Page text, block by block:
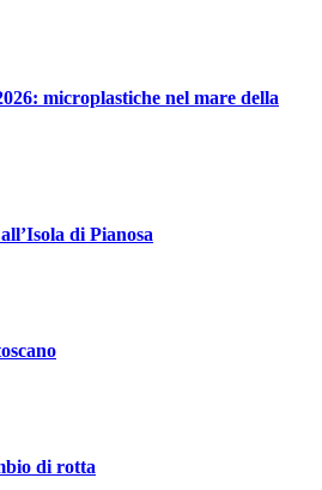
microplastiche nel mare della
di Pianosa
di rotta